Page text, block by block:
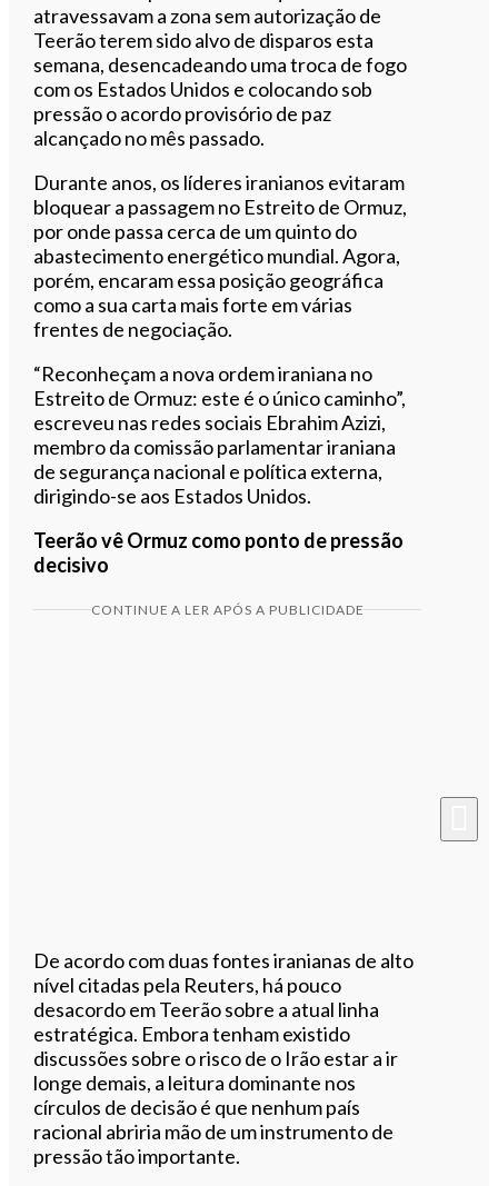
atravessavam a zona sem autorização de
Teerão terem sido alvo de disparos esta
semana, desencadeando uma troca de fogo
com os Estados Unidos e colocando sob
pressão o acordo provisório de paz
alcançado no mês passado.
Durante anos, os líderes iranianos evitaram
bloquear a passagem no Estreito de Ormuz,
por onde passa cerca de um quinto do
abastecimento energético mundial. Agora,
porém, encaram essa posição geográfica
como a sua carta mais forte em várias
frentes de negociação.
“Reconheçam a nova ordem iraniana no
Estreito de Ormuz: este é o único caminho”,
escreveu nas redes sociais Ebrahim Azizi,
membro da comissão parlamentar iraniana
de segurança nacional e política externa,
dirigindo-se aos Estados Unidos.
Teerão vê Ormuz como ponto de pressão
decisivo
CONTINUE A LER APÓS A PUBLICIDADE
De acordo com duas fontes iranianas de alto
nível citadas pela Reuters, há pouco
desacordo em Teerão sobre a atual linha
estratégica. Embora tenham existido
discussões sobre o risco de o Irão estar a ir
longe demais, a leitura dominante nos
círculos de decisão é que nenhum país
racional abriria mão de um instrumento de
pressão tão importante.